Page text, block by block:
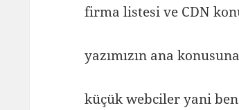
firma listesi ve CDN
yazımızın ana
küçük webciler yani